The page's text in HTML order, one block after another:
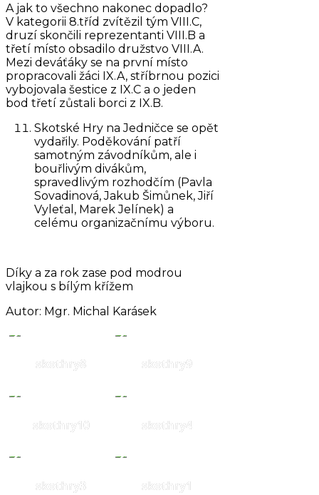
A jak to všechno nakonec dopadlo?
V kategorii 8.tříd zvítězil tým VIII.C,
druzí skončili reprezentanti VIII.B a
třetí místo obsadilo družstvo VIII.A.
Mezi deváťáky se na první místo
propracovali žáci IX.A, stříbrnou pozici
vybojovala šestice z IX.C a o jeden
bod třetí zůstali borci z IX.B.
Skotské Hry na Jedničce se opět
vydařily. Poděkování patří
samotným závodníkům, ale i
bouřlivým divákům,
spravedlivým rozhodčím (Pavla
Sovadinová, Jakub Šimůnek, Jiří
Vyleťal, Marek Jelínek) a
celému organizačnímu výboru.
Díky a za rok zase pod modrou
vlajkou s bílým křížem
Autor: Mgr. Michal Karásek
skothry8 skothry9
skothry10 skothry4
skothry3 skothry1